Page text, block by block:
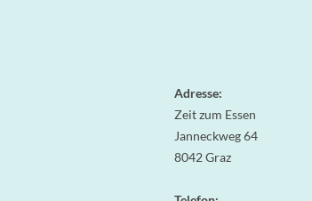
Adresse:
Zeit zum Essen
Janneckweg 64
8042 Graz